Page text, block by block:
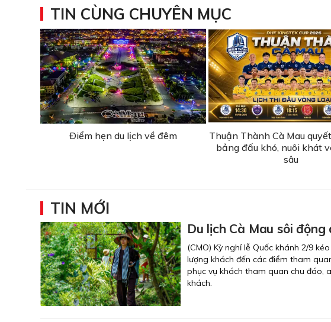
TIN CÙNG CHUYÊN MỤC
Ðiểm hẹn du lịch về đêm
Thuận Thành Cà Mau
bảng đấu khó, nuôi khát
sâu
TIN MỚI
Du lịch Cà Mau sôi động
(CMO) Kỳ nghỉ lễ Quốc khánh 2/9
lượng khách đến các điểm tham
phục vụ khách tham quan chu đáo,
khách.